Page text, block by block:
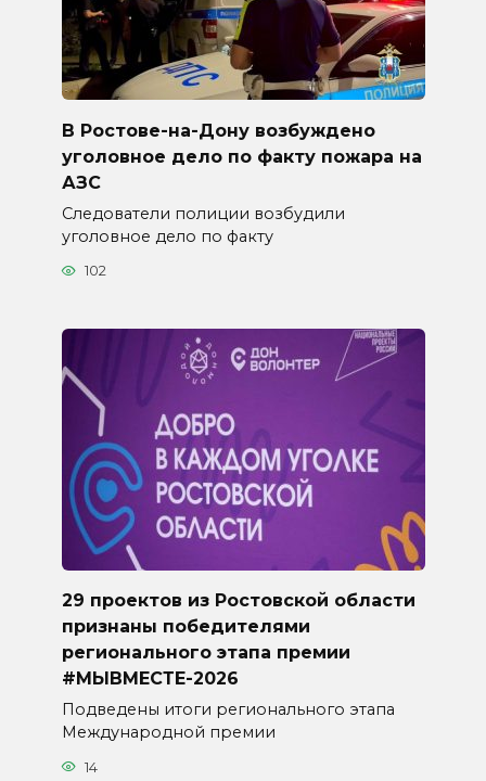
В Ростове-на-Дону возбуждено
уголовное дело по факту пожара на
АЗС
Следователи полиции возбудили
уголовное дело по факту
102
29 проектов из Ростовской области
признаны победителями
регионального этапа премии
#МЫВМЕСТЕ-2026
Подведены итоги регионального этапа
Международной премии
14